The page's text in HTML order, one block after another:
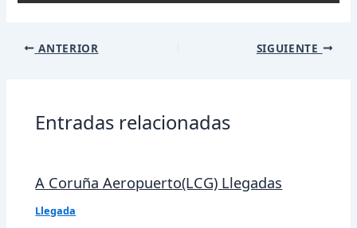
Navegación
ANTERIOR SIGUIENTE
Entradas relacionadas
A Coruña Aeropuerto(LCG) Llegadas
Llegada